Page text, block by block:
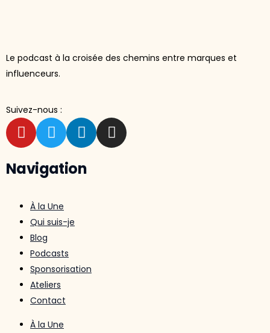
Le podcast à la croisée des chemins entre marques et
influenceurs.
Suivez-nous :
Navigation
À la Une
Qui suis-je
Blog
Podcasts
Sponsorisation
Ateliers
Contact
À la Une